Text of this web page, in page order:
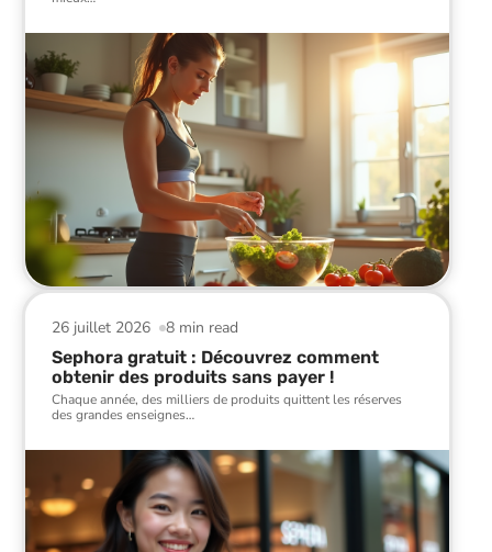
8 min read
26 juillet 2026
Sephora gratuit : Découvrez comment
obtenir des produits sans payer !
Chaque année, des milliers de produits quittent les réserves
des grandes enseignes…